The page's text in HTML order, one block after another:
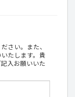
さい。また、
たします。貴
入お願いいた